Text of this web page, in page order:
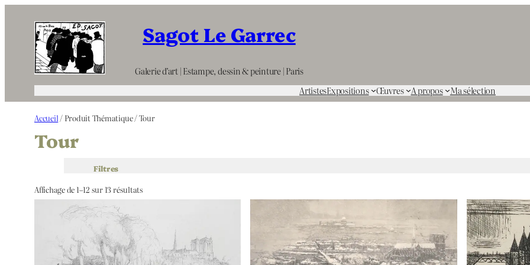
contenu
Sagot Le Garrec
Galerie d’art | Estampe, dessin & peinture | Paris
ArtistesExpositions Œuvres A propos Ma sélection
Accueil / Produit Thématique / Tour
Tour
Filtres
Affichage de 1–12 sur 13 résultats